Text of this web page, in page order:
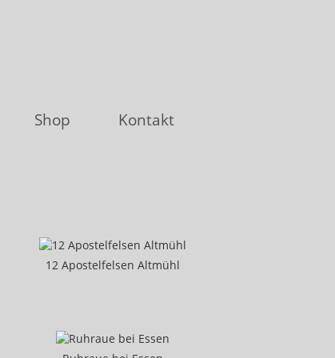
Shop Kontakt
12 Apostelfelsen Altmühl